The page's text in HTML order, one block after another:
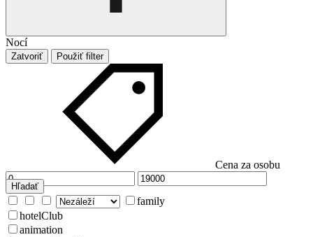
Nocí
Zatvoriť Použiť filter
Cena za osobu
Hľadať
family
hotelClub
animation